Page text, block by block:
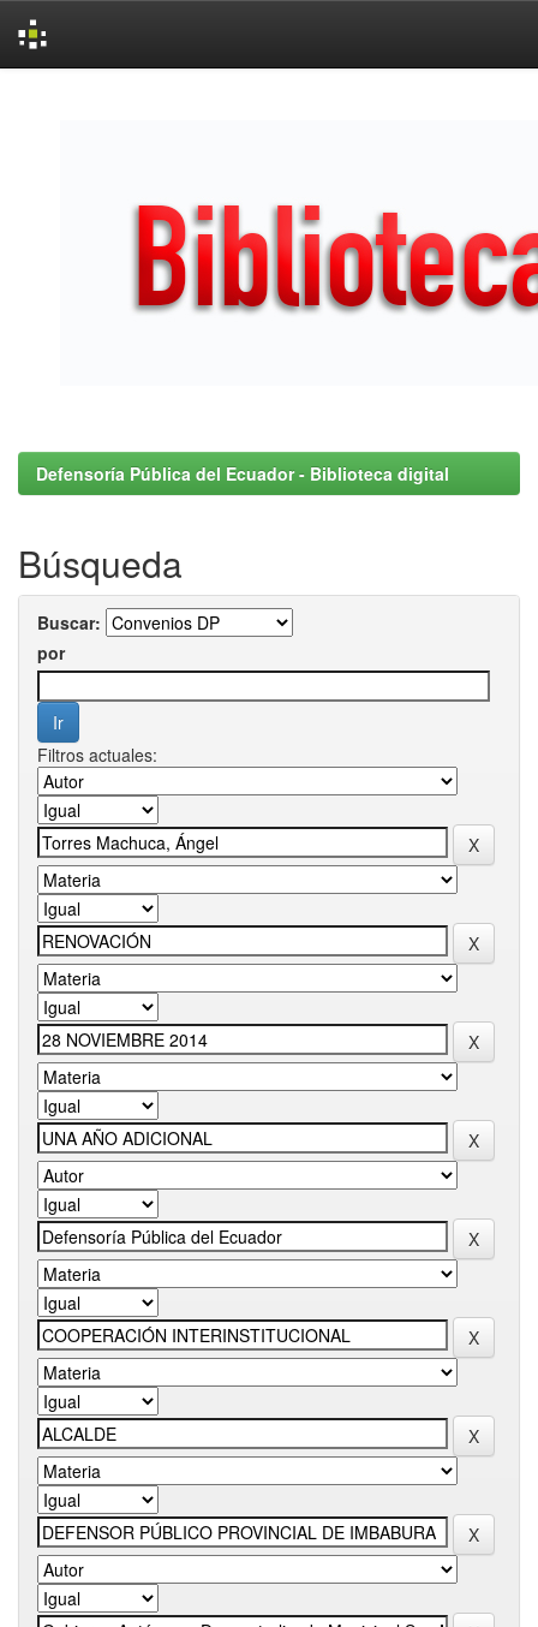
Defensoría Pública del Ecuador - Biblioteca digital
Búsqueda
Buscar:
por
Filtros actuales: